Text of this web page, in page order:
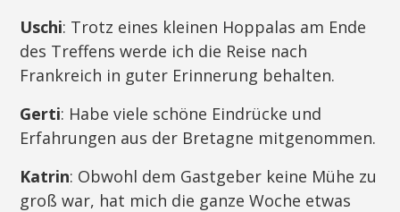
Uschi: Trotz eines kleinen Hoppalas am Ende
des Treffens werde ich die Reise nach
Frankreich in guter Erinnerung behalten.
Gerti: Habe viele schöne Eindrücke und
Erfahrungen aus der Bretagne mitgenommen.
Katrin: Obwohl dem Gastgeber keine Mühe zu
groß war, hat mich die ganze Woche etwas